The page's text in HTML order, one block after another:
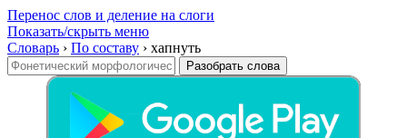
Перенос слов и деление на слоги
Показать/скрыть меню
Словарь › По составу › хапнуть
Разобрать слова